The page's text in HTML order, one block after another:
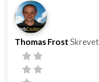
Thomas FrostSkrevet